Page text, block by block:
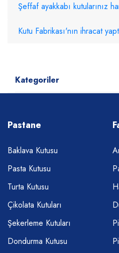
Şeffaf ayakkabı kutularınız
Kutu Fabrikası'nın ihracat
Kategoriler
Pastane
Baklava Kutusu
Pasta Kutusu
Turta Kutusu
Çikolata Kutuları
Şekerleme Kutuları
Dondurma Kutusu